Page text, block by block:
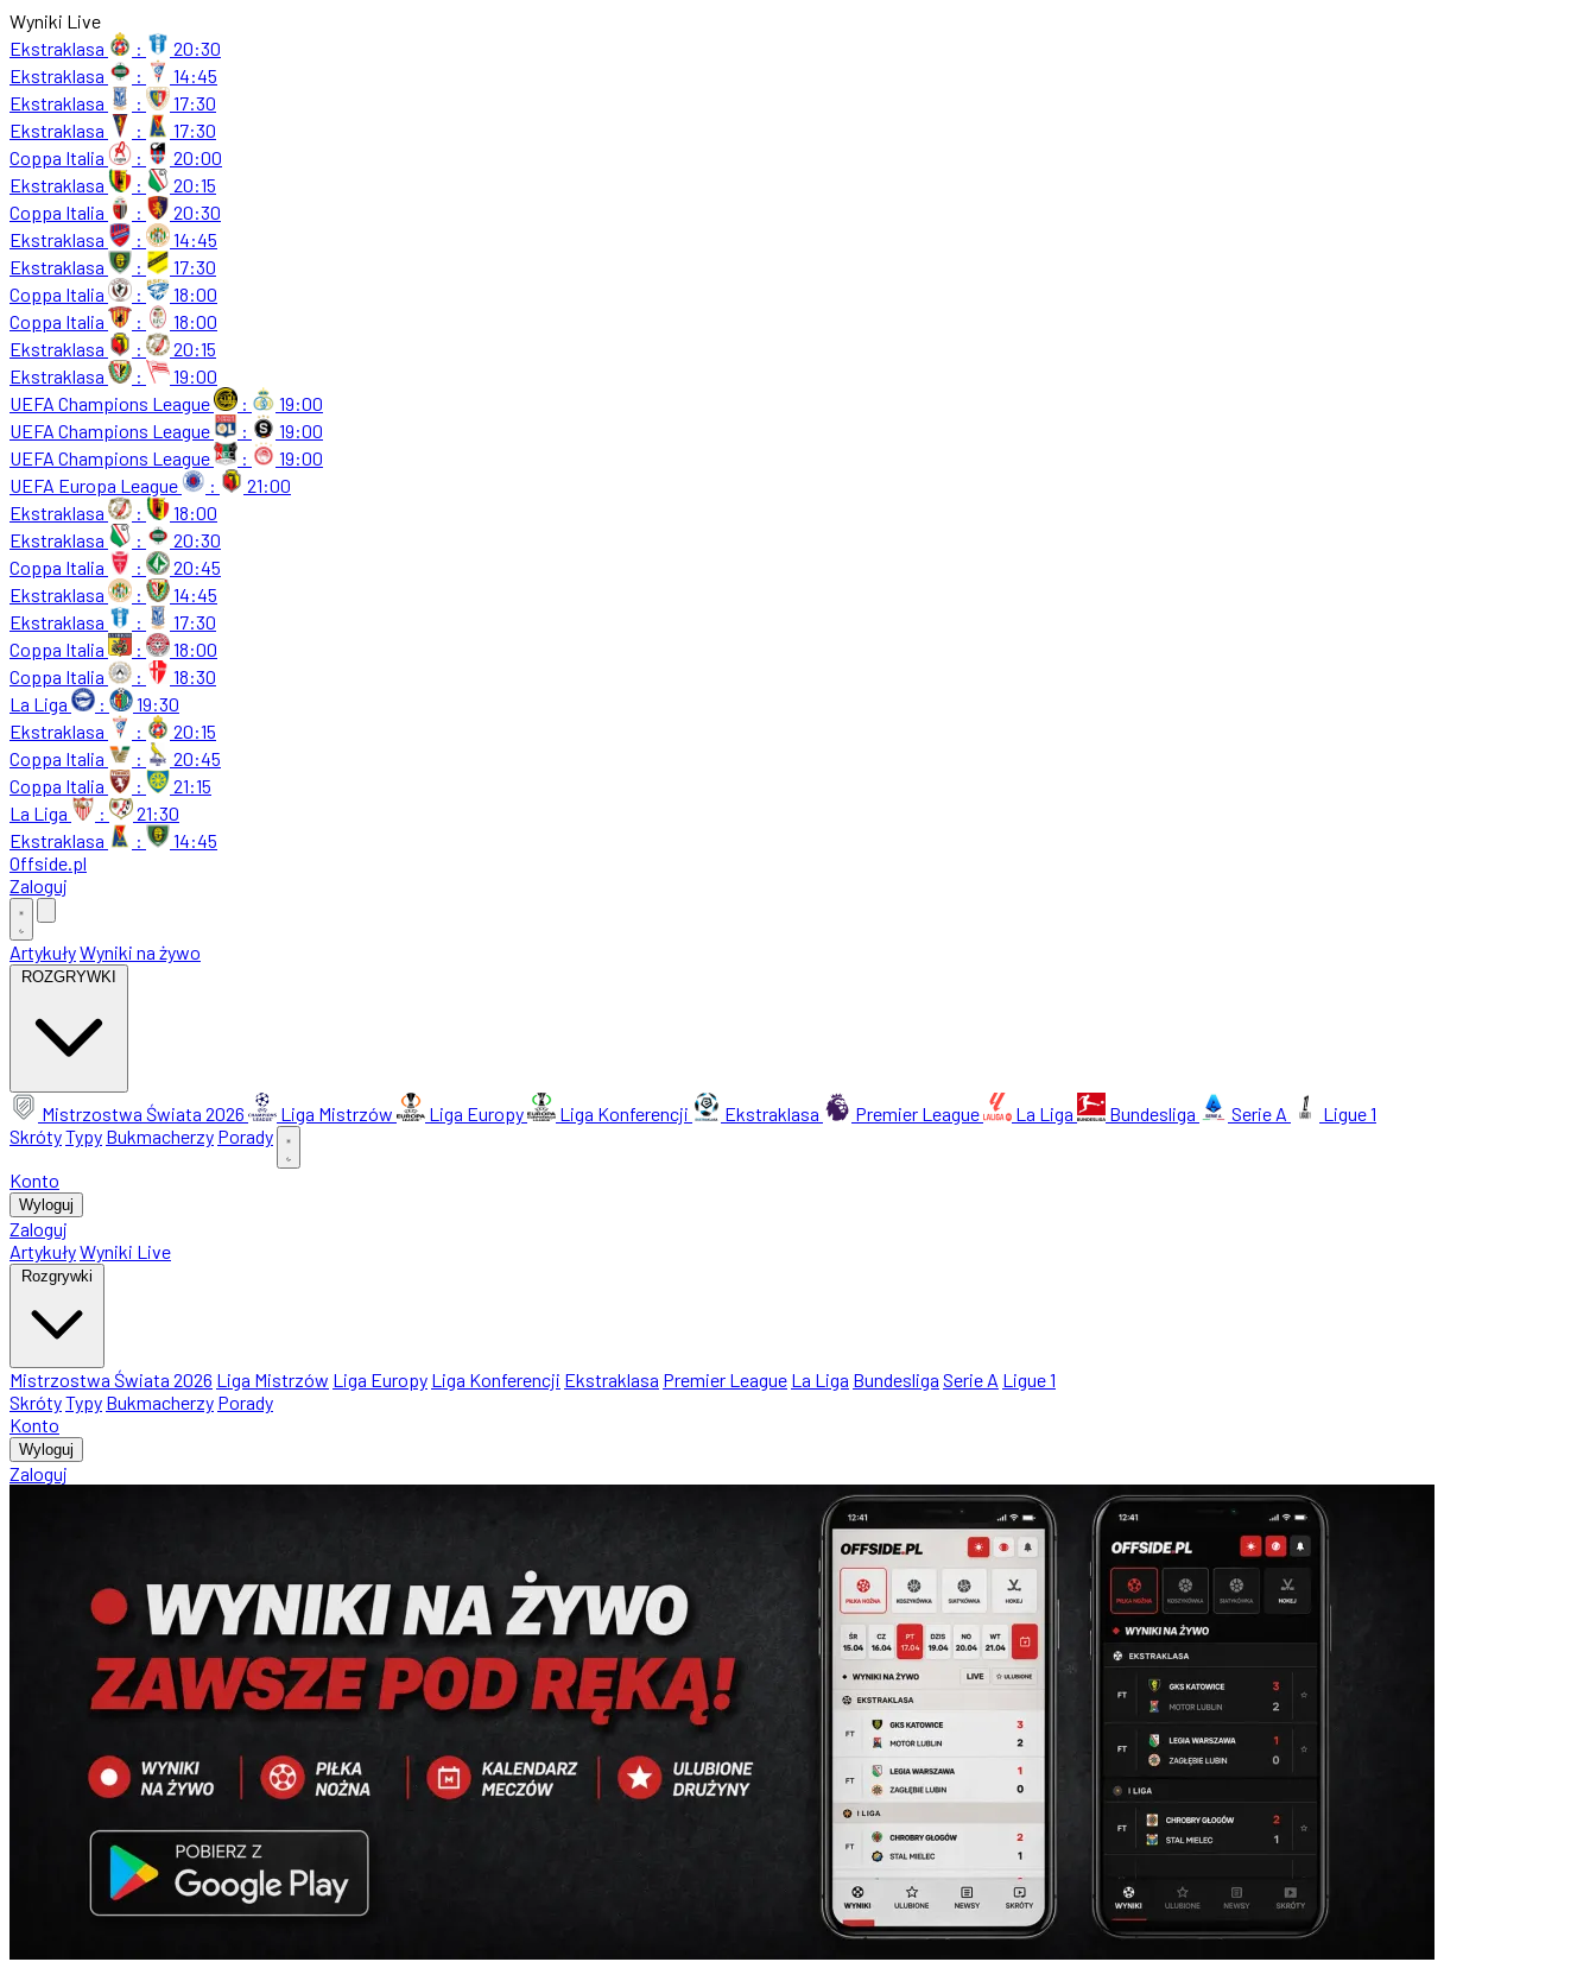
Wyniki Live
Ekstraklasa
:
20:30
Ekstraklasa
:
14:45
Ekstraklasa
:
17:30
Ekstraklasa
:
17:30
Coppa Italia
:
20:00
Ekstraklasa
:
20:15
Coppa Italia
:
20:30
Ekstraklasa
:
14:45
Ekstraklasa
:
17:30
Coppa Italia
:
18:00
Coppa Italia
:
18:00
Ekstraklasa
:
20:15
Ekstraklasa
:
19:00
UEFA Champions League
:
19:00
UEFA Champions League
:
19:00
UEFA Champions League
:
19:00
UEFA Europa League
:
21:00
Ekstraklasa
:
18:00
Ekstraklasa
:
20:30
Coppa Italia
:
20:45
Ekstraklasa
:
14:45
Ekstraklasa
:
17:30
Coppa Italia
:
18:00
Coppa Italia
:
18:30
La Liga
:
19:30
Ekstraklasa
:
20:15
Coppa Italia
:
20:45
Coppa Italia
:
21:15
La Liga
:
21:30
Ekstraklasa
:
14:45
Offside.pl
Zaloguj
ArtykułyWyniki na żywo
ROZGRYWKI
Mistrzostwa Świata 2026 Liga Mistrzów Liga Europy Liga Konferencji Ekstraklasa Premier League La Liga Bundesliga Serie A
Ligue 1
SkrótyTypy Bukmacherzy Porady
Konto
Wyloguj
Zaloguj
ArtykułyWyniki Live
Rozgrywki
Mistrzostwa Świata 2026 Liga Mistrzów Liga Europy Liga Konferencji Ekstraklasa Premier League La Liga Bundesliga Serie A Ligue 1
SkrótyTypy Bukmacherzy Porady
Konto
Wyloguj
Zaloguj